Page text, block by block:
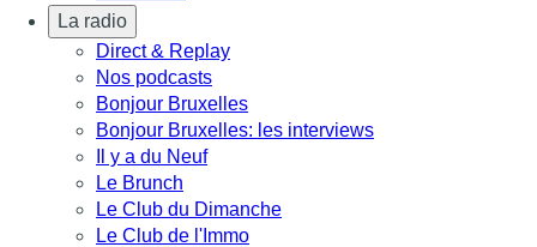
La radio
Direct & Replay
Nos podcasts
Bonjour Bruxelles
Bonjour Bruxelles: les interviews
Il y a du Neuf
Le Brunch
Le Club du Dimanche
Le Club de l'Immo